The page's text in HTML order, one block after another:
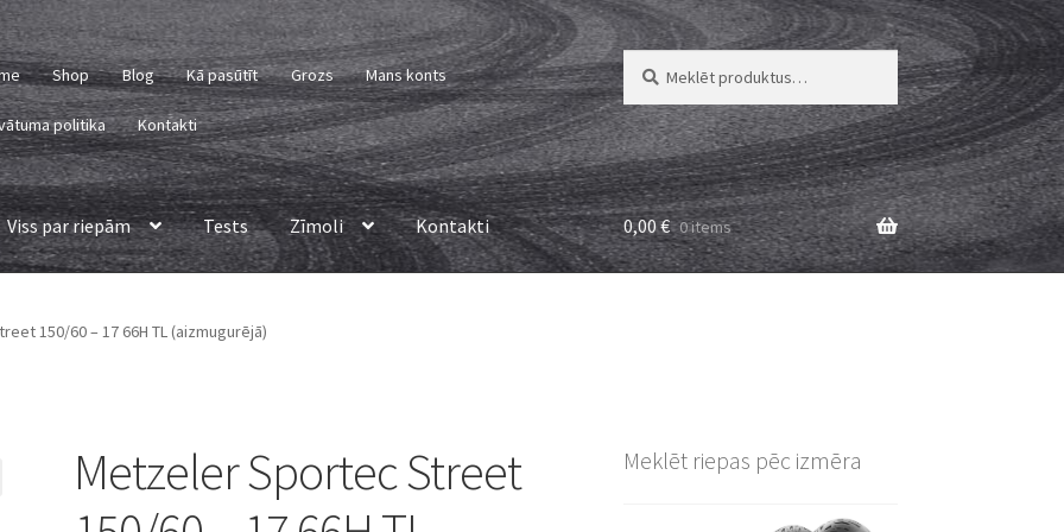
Shop Blog Kā pasūtīt Grozs Mans konts
politika Kontakti
Meklēt:
Meklēt
Viss par riepām Tests Zīmoli Kontakti 0,00€ 0 items
150/60 – 17 66H TL (aizmugurējā)
Metzeler Sportec Street
Meklēt riepas pēc izmēra